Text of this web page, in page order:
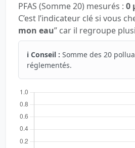
PFAS (Somme 20) mesurés : 0
C’est l’indicateur clé si vous
mon eau” car il regroupe
ℹ️ Conseil : Somme des 20
réglementés.